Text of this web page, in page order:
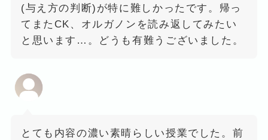
(与え方の判断)が特に難しかったです。帰っ
てまたCK、オルガノンを読み返してみたい
と思います…。どうも有難うございました。
とても内容の濃い素晴らしい授業でした。前